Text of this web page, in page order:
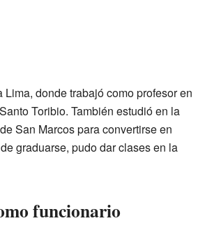
Lima, donde trabajó como profesor en
Toribio. También estudió en la
San Marcos para convertirse en
graduarse, pudo dar clases en la
funcionario